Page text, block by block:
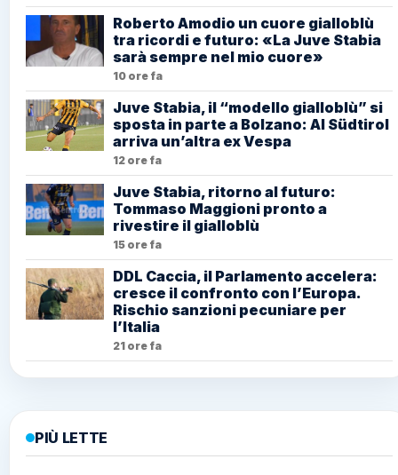
Roberto Amodio un cuore gialloblù
tra ricordi e futuro: «La Juve Stabia
sarà sempre nel mio cuore»
10 ore fa
Juve Stabia, il “modello gialloblù” si
sposta in parte a Bolzano: Al Südtirol
arriva un’altra ex Vespa
12 ore fa
Juve Stabia, ritorno al futuro:
Tommaso Maggioni pronto a
rivestire il gialloblù
15 ore fa
DDL Caccia, il Parlamento accelera:
cresce il confronto con l’Europa.
Rischio sanzioni pecuniare per
l’Italia
21 ore fa
PIÙ LETTE